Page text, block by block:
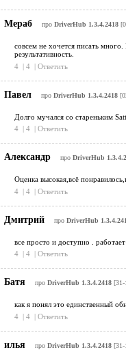
Мераб про DriverHub 1.3.4.2418
совсем не хочется писать
результативность.
4 | 4 | Ответить
Павел про DriverHub 1.3.4.2418
Долго мучался со стареньким
4 | 4 | Ответить
Александр про DriverHub
Оценка высокая,всё
4 | 4 | Ответить
Дмитрий про DriverHub
все просто и доступно .
4 | 4 | Ответить
Батя про DriverHub 1.3.4.2418[31-
как я понял это единственный
4 | 4 | Ответить
илья про DriverHub 1.3.4.2418[31-